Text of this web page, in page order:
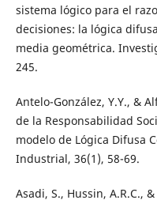
sistema lógico para el
decisiones: la lógica
media geométrica.
245.
Antelo-González, Y.Y., &
de la Responsabilidad
modelo de Lógica Difusa
Industrial, 36(1), 58-69.
Asadi, S., Hussin, A.R.C.,